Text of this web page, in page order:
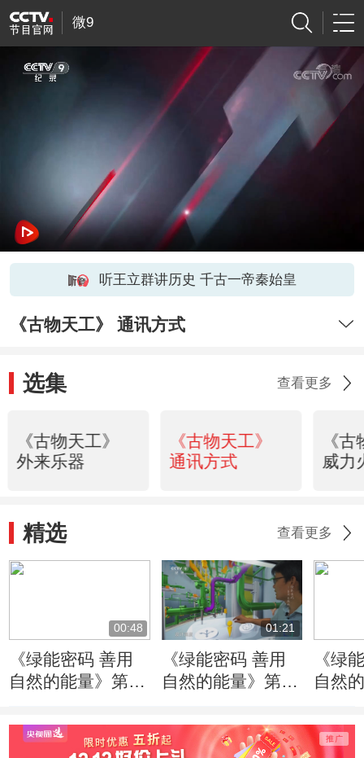
微9
听王立群讲历史 千古一帝秦始皇
《古物天工》 通讯方式
选集 查看更多
《古物天工》
外来乐器
《古物天工》
通讯方式
《
威力
精选 查看更多
00:48
《绿能密码 善用
自然的能量》第1
要理念就是质疑的
态度
01:21
《绿能密码 善用
自然的能量》第1
一号”设计团队运
作的灵魂
《绿
自然
的核
国几